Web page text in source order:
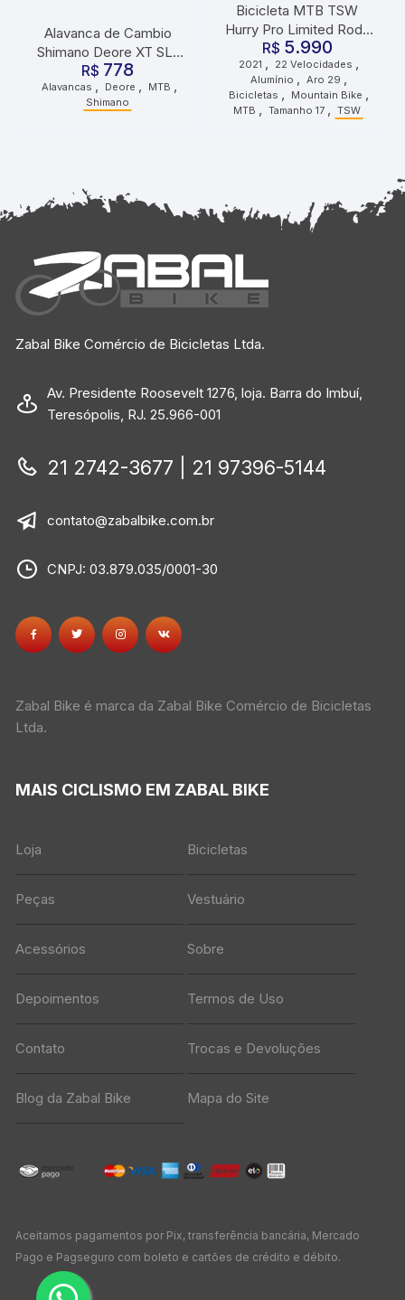
Alavanca de Cambio
Shimano Deore XT SL-
M8100 12V Direito Sem
Visor
R$ 778
Alavancas , Deore , MTB ,
Shimano
Bicicleta MTB TSW
Hurry Pro Limited Roda
29 Tamanho 17 22
Velocidades 2021 Cinza
Vermelho
R$ 5.990
2021 , 22 Velocidades ,
Alumínio , Aro 29 ,
Bicicletas , Mountain Bike ,
MTB , Tamanho 17 , TSW
Zabal Bike Comércio de Bicicletas Ltda.
Av. Presidente Roosevelt 1276, loja. Barra do Imbuí,
Teresópolis, RJ. 25.966-001
21 2742-3677 | 21 97396-5144
contato@zabalbike.com.br
CNPJ: 03.879.035/0001-30
Zabal Bike é marca da Zabal Bike Comércio de Bicicletas
Ltda.
MAIS CICLISMO EM ZABAL BIKE
Loja Bicicletas
Peças Vestuário
Acessórios Sobre
Depoimentos Termos de Uso
Contato Trocas e Devoluções
Blog da Zabal Bike Mapa do Site
Aceitamos pagamentos por Pix, transferência bancária, Mercado
Pago e Pagseguro com boleto e cartões de crédito e débito.